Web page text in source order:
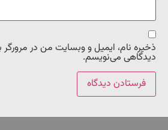
ذخیره نام، ایمیل و وبسایت من در مرورگر
دیدگاهی می‌نویسم.